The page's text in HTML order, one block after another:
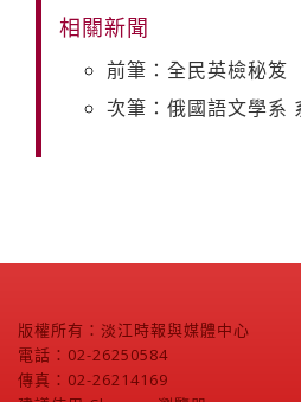
相關新聞
前筆：全民英檢秘笈
次筆：俄國語文學系
版權所有：淡江時報與媒體中心
電話：02-26250584
傳真：02-26214169